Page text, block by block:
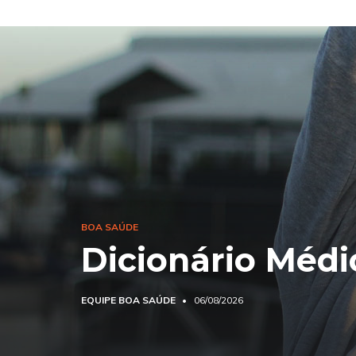
BOA SAÚDE
Dicionário
EQUIPE BOA SAÚDE 06/08/2026